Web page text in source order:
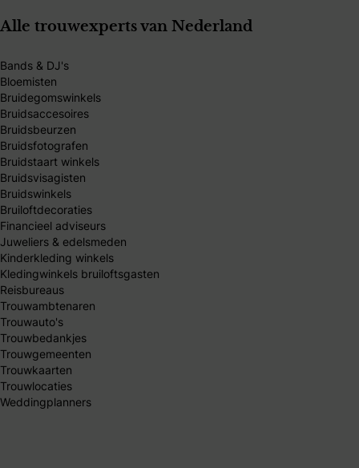
Alle trouwexperts van Nederland
Bands & DJ's
Bloemisten
Bruidegomswinkels
Bruidsaccesoires
Bruidsbeurzen
Bruidsfotografen
Bruidstaart winkels
Bruidsvisagisten
Bruidswinkels
Bruiloftdecoraties
Financieel adviseurs
Juweliers & edelsmeden
Kinderkleding winkels
Kledingwinkels bruiloftsgasten
Reisbureaus
Trouwambtenaren
Trouwauto's
Trouwbedankjes
Trouwgemeenten
Trouwkaarten
Trouwlocaties
Weddingplanners